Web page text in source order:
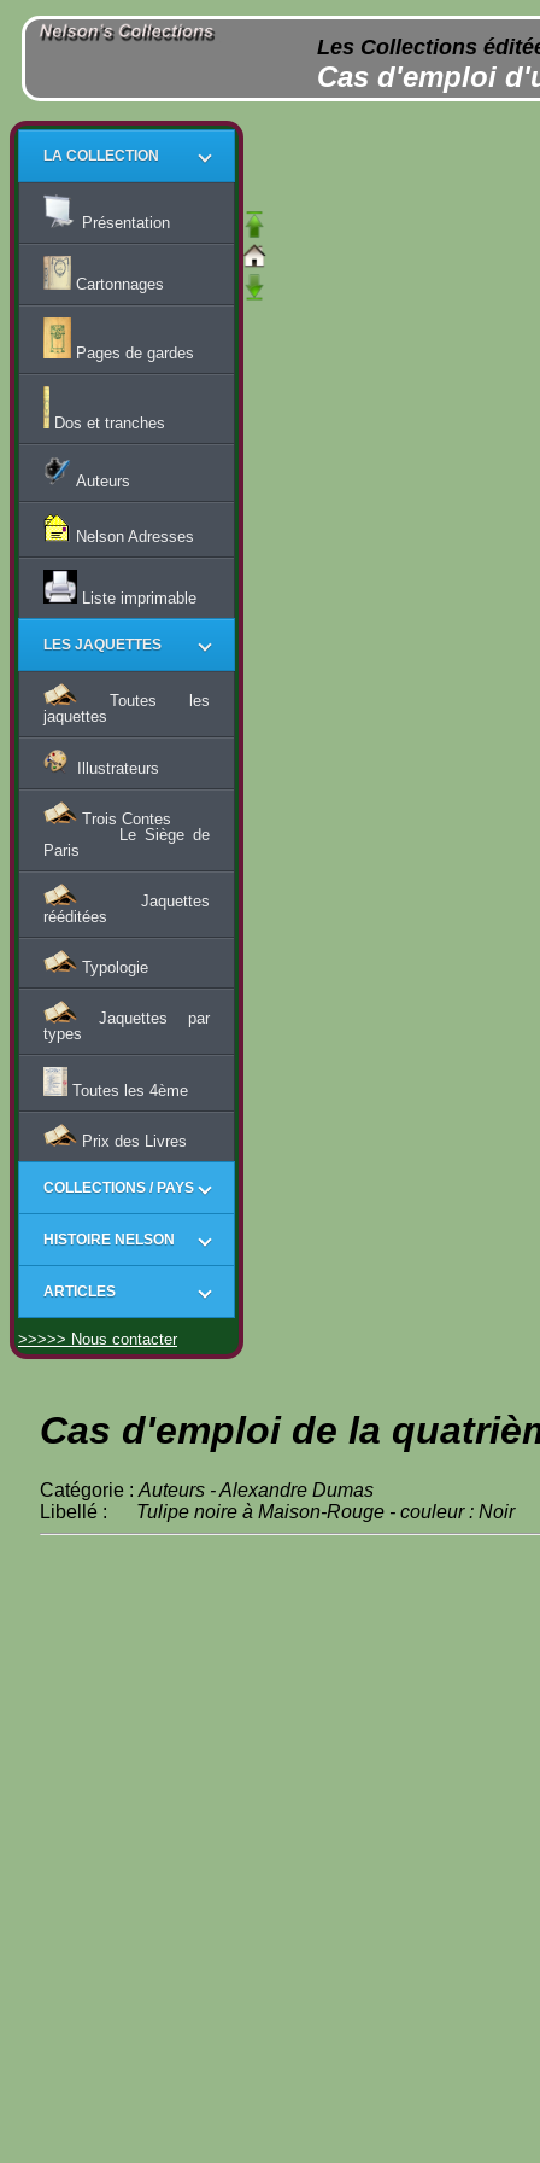
Les Collections
Cas d'emploi
LA COLLECTION
Présentation
Cartonnages
Pages de gardes
Dos et tranches
Auteurs
Nelson Adresses
Liste imprimable
LES JAQUETTES
Toutes les
jaquettes
Illustrateurs
Trois Contes
Le Siège de
Paris
Jaquettes
rééditées
Typologie
Jaquettes par
types
Toutes les 4ème
Prix des Livres
COLLECTIONS / PAYS
HISTOIRE NELSON
ARTICLES
>>>>> Nous contacter
Cas d'emploi de la
Catégorie : Auteurs - Alexandre Dumas
Libellé : Tulipe noire à Maison-Rouge - couleur : Noir